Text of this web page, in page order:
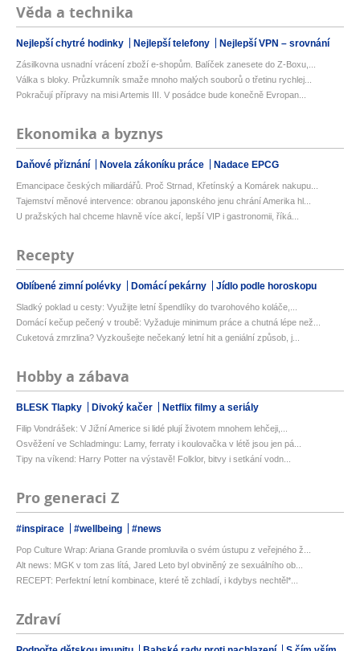
Věda a technika
Nejlepší chytré hodinky Nejlepší telefony Nejlepší VPN – srovnání
Zásilkovna usnadní vrácení zboží e-shopům. Balíček zanesete do Z-Boxu,...
Válka s bloky. Průzkumník smaže mnoho malých souborů o třetinu rychlej...
Pokračují přípravy na misi Artemis III. V posádce bude konečně Evropan...
Ekonomika a byznys
Daňové přiznání Novela zákoníku práce Nadace EPCG
Emancipace českých miliardářů. Proč Strnad, Křetínský a Komárek nakupu...
Tajemství měnové intervence: obranou japonského jenu chrání Amerika hl...
U pražských hal chceme hlavně více akcí, lepší VIP i gastronomii, říká...
Recepty
Oblíbené zimní polévky Domácí pekárny Jídlo podle horoskopu
Sladký poklad u cesty: Využijte letní špendlíky do tvarohového koláče,...
Domácí kečup pečený v troubě: Vyžaduje minimum práce a chutná lépe než...
Cuketová zmrzlina? Vyzkoušejte nečekaný letní hit a geniální způsob, j...
Hobby a zábava
BLESK Tlapky Divoký kačer Netflix filmy a seriály
Filip Vondrášek: V Jižní Americe si lidé plují životem mnohem lehčeji,...
Osvěžení ve Schladmingu: Lamy, ferraty i koulovačka v létě jsou jen pá...
Tipy na víkend: Harry Potter na výstavě! Folklor, bitvy i setkání vodn...
Pro generaci Z
#inspirace #wellbeing #news
Pop Culture Wrap: Ariana Grande promluvila o svém ústupu z veřejného ž...
Alt news: MGK v tom zas lítá, Jared Leto byl obviněný ze sexuálního ob...
RECEPT: Perfektní letní kombinace, které tě zchladí, i kdybys nechtěl*...
Zdraví